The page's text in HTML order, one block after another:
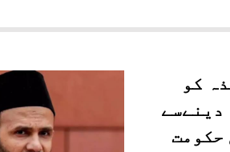
کو
دینےسے
حکومت